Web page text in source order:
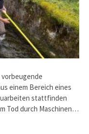
einem Bereich eines
stattfinden
Tod durch Maschinen…